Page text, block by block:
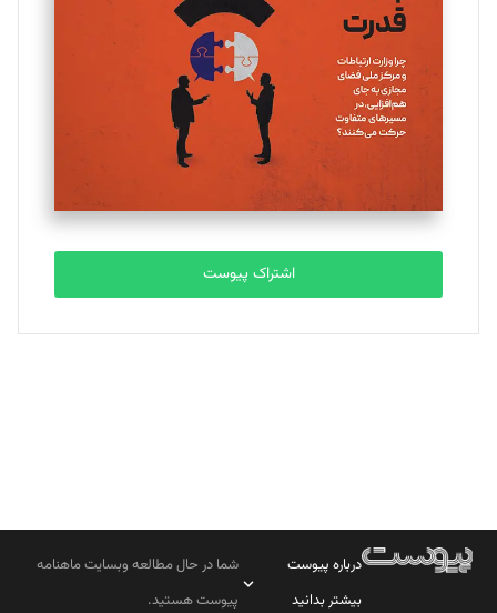
تحریریه
ملینا جعفری
تحریریه
مصطفی مسجدی آرانی
تحریریه
بابک نقاش
تحریریه
اشتراک پیوست
درباره پیوست
بیشتر بدانید
شما در حال مطالعه وبسایت ماهنامه
پیوست هستید.